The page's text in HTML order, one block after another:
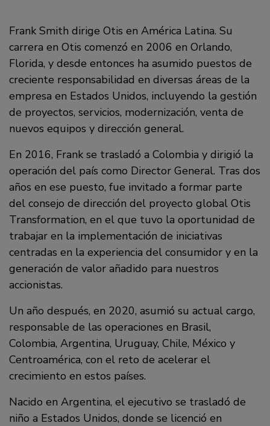
Frank Smith dirige Otis en América Latina. Su
carrera en Otis comenzó en 2006 en Orlando,
Florida, y desde entonces ha asumido puestos de
creciente responsabilidad en diversas áreas de la
empresa en Estados Unidos, incluyendo la gestión
de proyectos, servicios, modernización, venta de
nuevos equipos y dirección general.
En 2016, Frank se trasladó a Colombia y dirigió la
operación del país como Director General. Tras dos
años en ese puesto, fue invitado a formar parte
del consejo de dirección del proyecto global Otis
Transformation, en el que tuvo la oportunidad de
trabajar en la implementación de iniciativas
centradas en la experiencia del consumidor y en la
generación de valor añadido para nuestros
accionistas.
Un año después, en 2020, asumió su actual cargo,
responsable de las operaciones en Brasil,
Colombia, Argentina, Uruguay, Chile, México y
Centroamérica, con el reto de acelerar el
crecimiento en estos países.
Nacido en Argentina, el ejecutivo se trasladó de
niño a Estados Unidos, donde se licenció en